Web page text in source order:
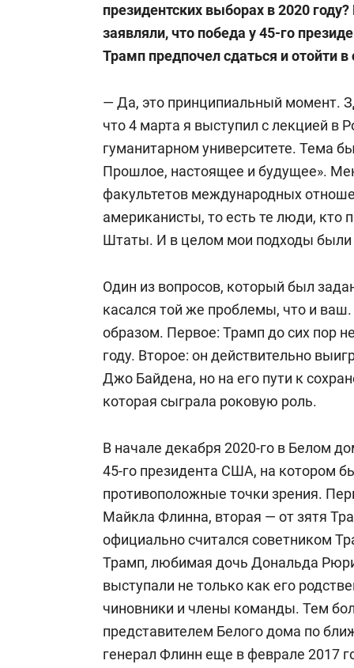
президентских выборах в 2020
заявляли, что победа у 45-го
Трамп предпочел сдаться и отойти в
— Да, это принципиальный момент.
что 4 марта я выступил с лекцией в
гуманитарном университете. Тема
Прошлое, настоящее и будущее».
факультетов международных
американисты, то есть те люди, кто
Штаты. И в целом мои подходы
Один из вопросов, который был
касался той же проблемы, что и
образом. Первое: Трамп до сих пор
году. Второе: он действительно
Джо Байдена, но на его пути к
которая сыграла роковую роль.
В начале декабря 2020-го в Белом
45-го президента США, на котором
противоположные точки зрения.
Майкла Флинна, вторая — от зятя
официально считался советником
Трамп, любимая дочь Дональда
выступали не только как его
чиновники и члены команды. Тем
представителем Белого дома по
генерал Флинн еще в феврале 2017